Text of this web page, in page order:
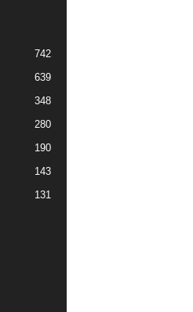
742
639
348
280
190
143
131